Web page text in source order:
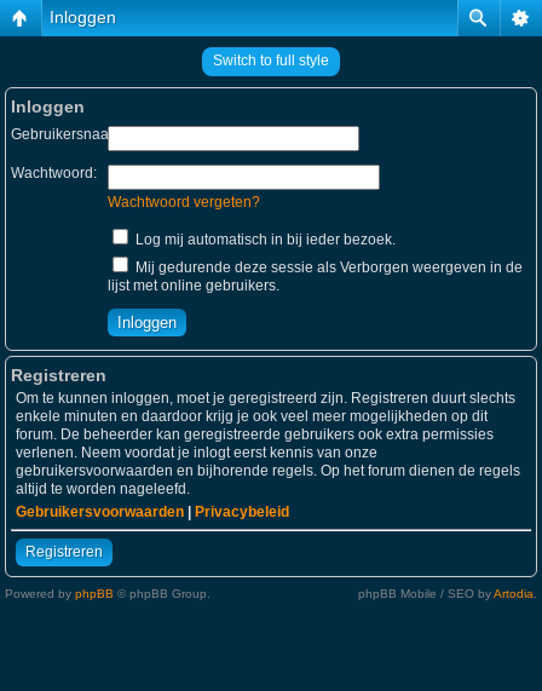
Inloggen
Switch to full style
Inloggen
Gebruikersnaam:
Wachtwoord:
Wachtwoord vergeten?
Log mij automatisch in bij ieder bezoek.
Mij gedurende deze sessie als Verborgen weergeven in de
lijst met online gebruikers.
Registreren
Om te kunnen inloggen, moet je geregistreerd zijn. Registreren duurt slechts
enkele minuten en daardoor krijg je ook veel meer mogelijkheden op dit
forum. De beheerder kan geregistreerde gebruikers ook extra permissies
verlenen. Neem voordat je inlogt eerst kennis van onze
gebruikersvoorwaarden en bijhorende regels. Op het forum dienen de regels
altijd te worden nageleefd.
Gebruikersvoorwaarden
Privacybeleid
Registreren
Powered by phpBB © phpBB Group. phpBB Mobile / SEO byArtodia